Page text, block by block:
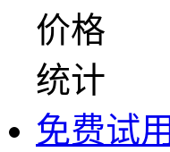
价格
统计
免费试用